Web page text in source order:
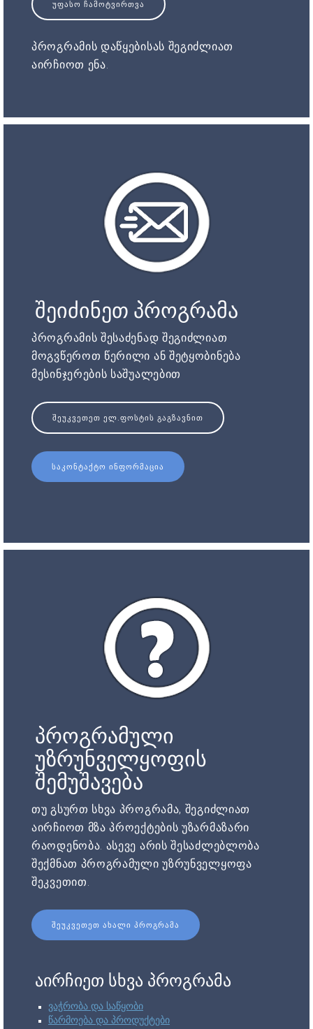
ᲣᲤᲐᲡᲝ ᲩᲐᲛᲝᲢᲕᲘᲠᲗᲕᲐ
პროგრამის დაწყებისას შეგიძლიათ
აირჩიოთ ენა.
შეიძინეთ პროგრამა
პროგრამის შესაძენად შეგიძლიათ
მოგვწეროთ წერილი ან შეტყობინება
მესინჯერების საშუალებით
ᲨᲔᲣᲙᲕᲔᲗᲔᲗ ᲔᲚ.ᲤᲝᲡᲢᲘᲡ ᲒᲐᲒᲖᲐᲕᲜᲘᲗ
ᲡᲐᲙᲝᲜᲢᲐᲥᲢᲝ ᲘᲜᲤᲝᲠᲛᲐᲪᲘᲐ
პროგრამული
უზრუნველყოფის
შემუშავება
თუ გსურთ სხვა პროგრამა, შეგიძლიათ
აირჩიოთ მზა პროექტების უზარმაზარი
რაოდენობა. ასევე არის შესაძლებლობა
შექმნათ პროგრამული უზრუნველყოფა
შეკვეთით.
ᲨᲔᲣᲙᲕᲔᲗᲔᲗ ᲐᲮᲐᲚᲘ ᲞᲠᲝᲒᲠᲐᲛᲐ
აირჩიეთ სხვა პროგრამა
ვაჭრობა და საწყობი
წარმოება და პროდუქტები